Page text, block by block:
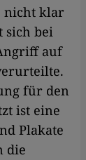
nicht klar
sich bei
auf
für den
ist eine
Plakate
die